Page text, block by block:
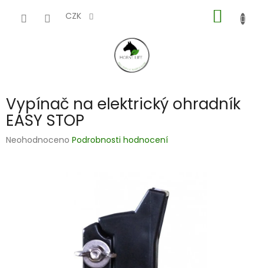
CZK
KOŠÍK
Vypínač na elektrický ohradník
EASY STOP
Průměrné
Neohodnoceno Podrobnosti hodnocení